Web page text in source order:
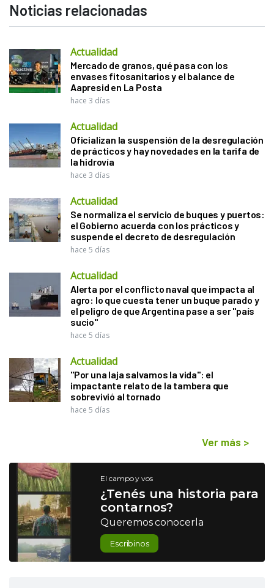
Noticias relacionadas
Actualidad
Mercado de granos, qué pasa con los
envases fitosanitarios y el balance de
Aapresid en La Posta
hace 3 días
Actualidad
Oficializan la suspensión de la desregulación
de prácticos y hay novedades en la tarifa de
la hidrovía
hace 3 días
Actualidad
Se normaliza el servicio de buques y puertos:
el Gobierno acuerda con los prácticos y
suspende el decreto de desregulación
hace 5 días
Actualidad
Alerta por el conflicto naval que impacta al
agro: lo que cuesta tener un buque parado y
el peligro de que Argentina pase a ser "país
sucio"
hace 5 días
Actualidad
"Por una laja salvamos la vida": el
impactante relato de la tambera que
sobrevivió al tornado
hace 5 días
Ver más >
El campo y vos
¿Tenés una historia para
contarnos?
Queremos conocerla
Escribinos